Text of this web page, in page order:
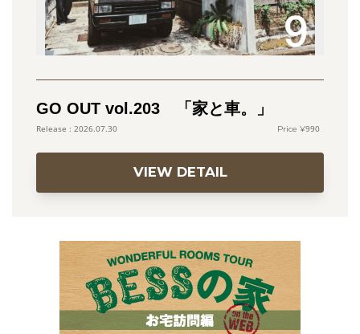
GO OUT vol.203 「家と車。」
2026.07.30 990
VIEW DETAIL